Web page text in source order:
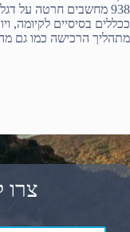
938 מחשבים חרטה על
ככללים בסיסיים לקיומה,
מתהליך הרכישה כמו גם
צרו